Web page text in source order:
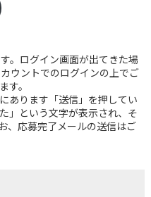
。ログイン画面が出てきた場
ウントでのログインの上でご
す。
あります「送信」を押してい
」という文字が表示され、そ
、応募完了メールの送信はご